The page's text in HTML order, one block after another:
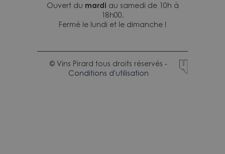
Ouvert du mardi au samedi de 10h à
18h00.
Fermé le lundi et le dimanche !
© Vins Pirard tous droits réservés -
Conditions d'utilisation